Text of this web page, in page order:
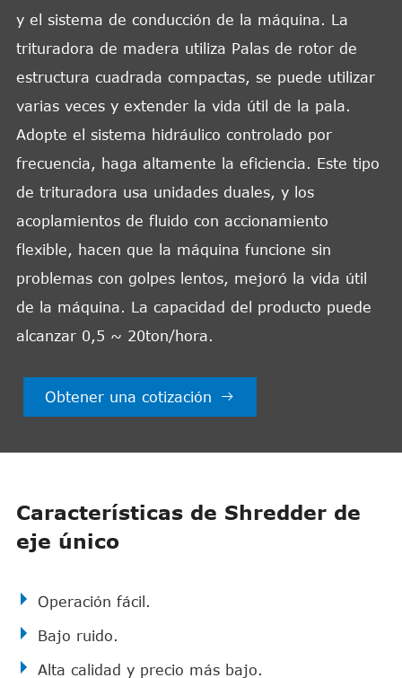
y el sistema de conducción de la máquina. La
trituradora de madera utiliza Palas de rotor de
estructura cuadrada compactas, se puede utilizar
varias veces y extender la vida útil de la pala.
Adopte el sistema hidráulico controlado por
frecuencia, haga altamente la eficiencia. Este tipo
de trituradora usa unidades duales, y los
acoplamientos de fluido con accionamiento
flexible, hacen que la máquina funcione sin
problemas con golpes lentos, mejoró la vida útil
de la máquina. La capacidad del producto puede
alcanzar 0,5 ~ 20ton/hora.
Obtener una cotización 
Características de Shredder de
eje único
Operación fácil.
Bajo ruido.
Alta calidad y precio más bajo.